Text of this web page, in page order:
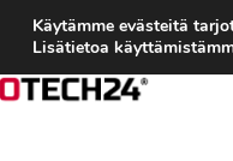
Käytämme evästeitä
Lisätietoa